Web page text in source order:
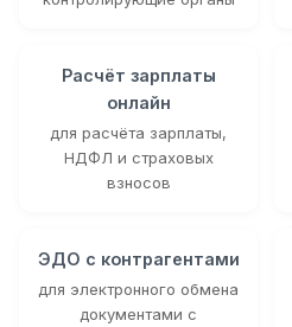
Расчёт зарплаты
онлайн
для расчёта зарплаты,
НДФЛ и страховых
взносов
ЭДО с контрагентами
для электронного обмена
документами с